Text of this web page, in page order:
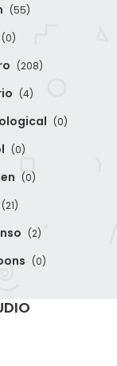
(55)
(0)
(208)
(4)
(0)
(0)
(0)
(21)
(2)
(0)